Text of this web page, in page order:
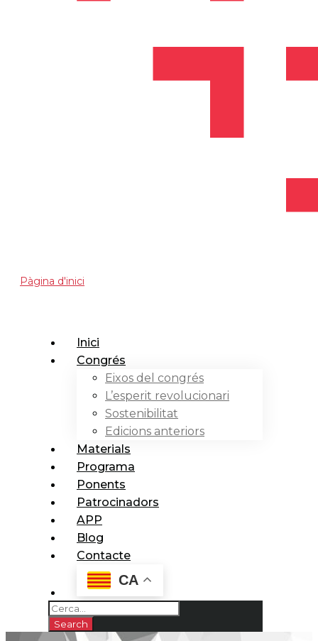
Pàgina d'inici
Inici
Congrés
Eixos del congrés
L’esperit revolucionari
Sostenibilitat
Edicions anteriors
Materials
Programa
Ponents
Patrocinadors
APP
Blog
Contacte
CA